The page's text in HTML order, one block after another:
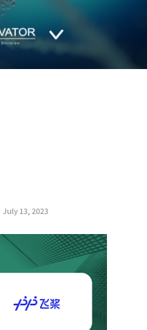
July 13, 2023